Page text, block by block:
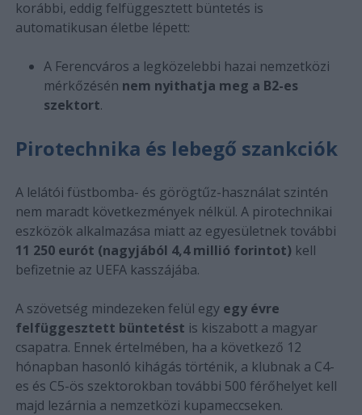
korábbi, eddig felfüggesztett büntetés is
automatikusan életbe lépett:
A Ferencváros a legközelebbi hazai nemzetközi
mérkőzésén nem nyithatja meg a B2-es
szektort.
Pirotechnika és lebegő szankciók
A lelátói füstbomba- és görögtűz-használat szintén
nem maradt következmények nélkül. A pirotechnikai
eszközök alkalmazása miatt az egyesületnek további
11 250 eurót (nagyjából 4,4 millió forintot) kell
befizetnie az UEFA kasszájába.
A szövetség mindezeken felül egy egy évre
felfüggesztett büntetést is kiszabott a magyar
csapatra. Ennek értelmében, ha a következő 12
hónapban hasonló kihágás történik, a klubnak a C4-
es és C5-ös szektorokban további 500 férőhelyet kell
majd lezárnia a nemzetközi kupameccseken.